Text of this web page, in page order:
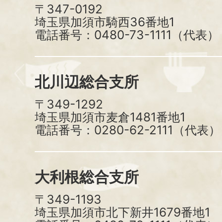
〒347-0192
埼玉県加須市騎西36番地1
電話番号：0480-73-1111（代表）
北川辺総合支所
〒349-1292
埼玉県加須市麦倉1481番地1
電話番号：0280-62-2111（代表）
大利根総合支所
〒349-1193
埼玉県加須市北下新井1679番地1